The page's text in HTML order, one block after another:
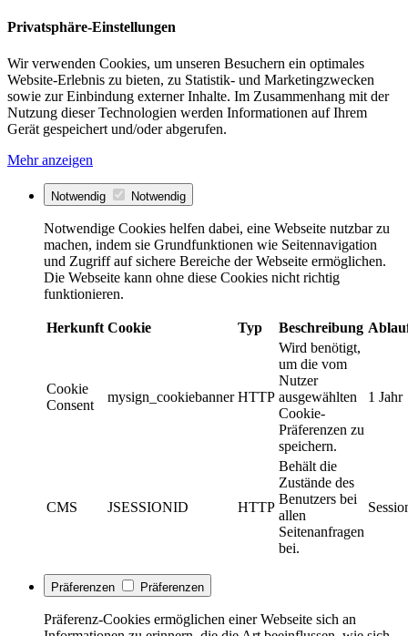
Privatsphäre-Einstellungen
Wir verwenden Cookies, um unseren Besuchern ein optimales
Website-Erlebnis zu bieten, zu Statistik- und Marketingzwecken
sowie zur Einbindung externer Inhalte. Im Zusammenhang mit der
Nutzung dieser Technologien werden Informationen auf Ihrem
Gerät gespeichert und/oder abgerufen.
Mehr anzeigen
Notwendig Notwendig
Notwendige Cookies helfen dabei, eine Webseite nutzbar zu
machen, indem sie Grundfunktionen wie Seitennavigation
und Zugriff auf sichere Bereiche der Webseite ermöglichen.
Die Webseite kann ohne diese Cookies nicht richtig
funktionieren.
Herkunft Cookie Typ Beschreibung
Cookie
Consent
mysign_cookiebanner HTTP
Wird benötigt,
um die vom
Nutzer
ausgewählten
Cookie-
Präferenzen zu
speichern.
1 Jahr
CMS JSESSIONID HTTP
Behält die
Zustände des
Benutzers bei
allen
Seitenanfragen
bei.
Präferenzen Präferenzen
Präferenz-Cookies ermöglichen einer Webseite sich an